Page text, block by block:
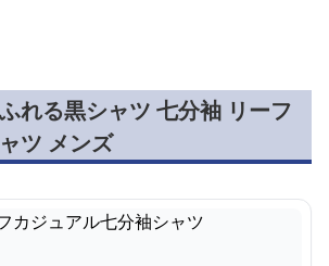
れる黒シャツ 七分袖 リーフ
ツ メンズ